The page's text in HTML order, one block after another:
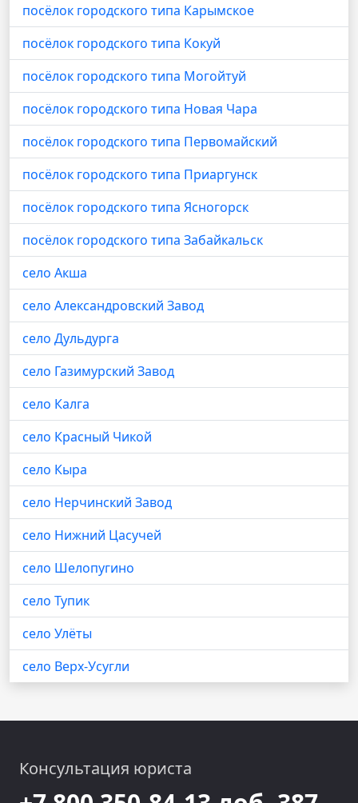
посёлок городского типа Карымское
посёлок городского типа Кокуй
посёлок городского типа Могойтуй
посёлок городского типа Новая Чара
посёлок городского типа Первомайский
посёлок городского типа Приаргунск
посёлок городского типа Ясногорск
посёлок городского типа Забайкальск
село Акша
село Александровский Завод
село Дульдурга
село Газимурский Завод
село Калга
село Красный Чикой
село Кыра
село Нерчинский Завод
село Нижний Цасучей
село Шелопугино
село Тупик
село Улёты
село Верх-Усугли
Консультация юриста